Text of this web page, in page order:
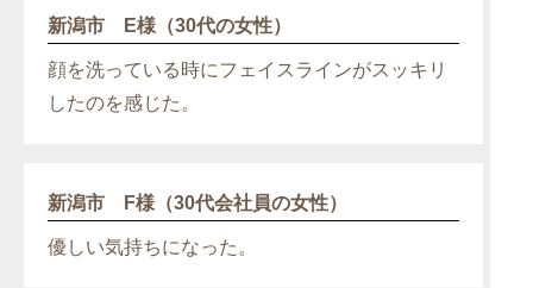
新潟市 E様（30代の女性）
顔を洗っている時にフェイスラインがスッキリ
したのを感じた。
新潟市 F様（30代会社員の女性）
優しい気持ちになった。